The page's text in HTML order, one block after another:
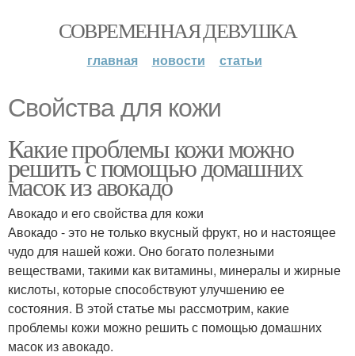
СОВРЕМЕННАЯ ДЕВУШКА
главная новости статьи
Свойства для кожи
Какие проблемы кожи можно
решить с помощью домашних
масок из авокадо
Авокадо и его свойства для кожи
Авокадо - это не только вкусный фрукт, но и настоящее
чудо для нашей кожи. Оно богато полезными
веществами, такими как витамины, минералы и жирные
кислоты, которые способствуют улучшению ее
состояния. В этой статье мы рассмотрим, какие
проблемы кожи можно решить с помощью домашних
масок из авокадо.